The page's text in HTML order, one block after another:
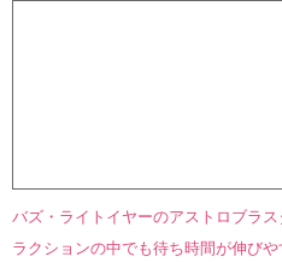
バズ・ライトイヤーのアストロブラ
ラクションの中でも待ち時間が伸び